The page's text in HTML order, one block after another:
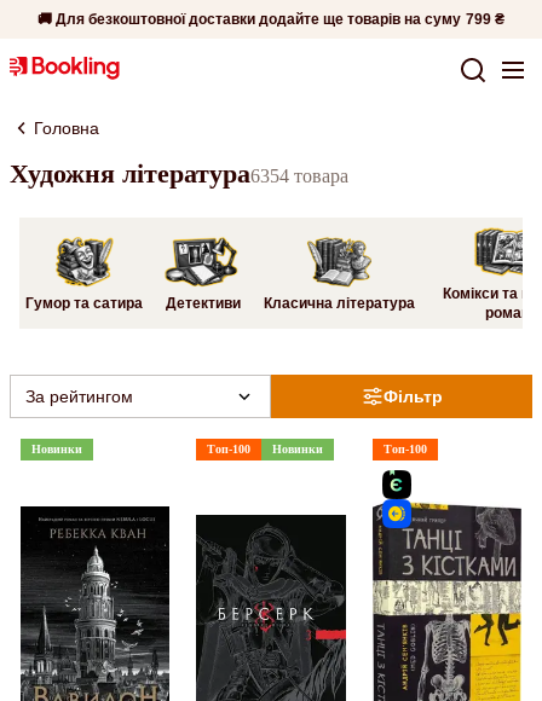
🚚 Для безкоштовної доставки додайте ще товарів на суму 799 ₴
Головна
Художня література6354 товара
Гумор та сатира Детективи Класична література
Комікси та
романи
Фільтр
За рейтингом
Новинки Топ-100 Новинки Топ-100